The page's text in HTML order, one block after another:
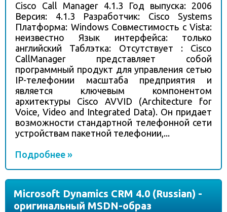
Cisco Call Manager 4.1.3 Год выпуска: 2006
Версия: 4.1.3 Разработчик: Cisco Systems
Платформа: Windows Совместимость с Vista:
неизвестно Язык интерфейса: только
английский Таблэтка: Отсутствует : Cisco
CallManager представляет собой
программный продукт для управления сетью
IP-телефонии масштаба предприятия и
является ключевым компонентом
архитектуры Cisco AVVID (Architecture for
Voice, Video and Integrated Data). Он придает
возможности стандартной телефонной сети
устройствам пакетной телефонии,...
Подробнее »
Microsoft Dynamics CRM 4.0 (Russian) -
оригинальный MSDN-образ